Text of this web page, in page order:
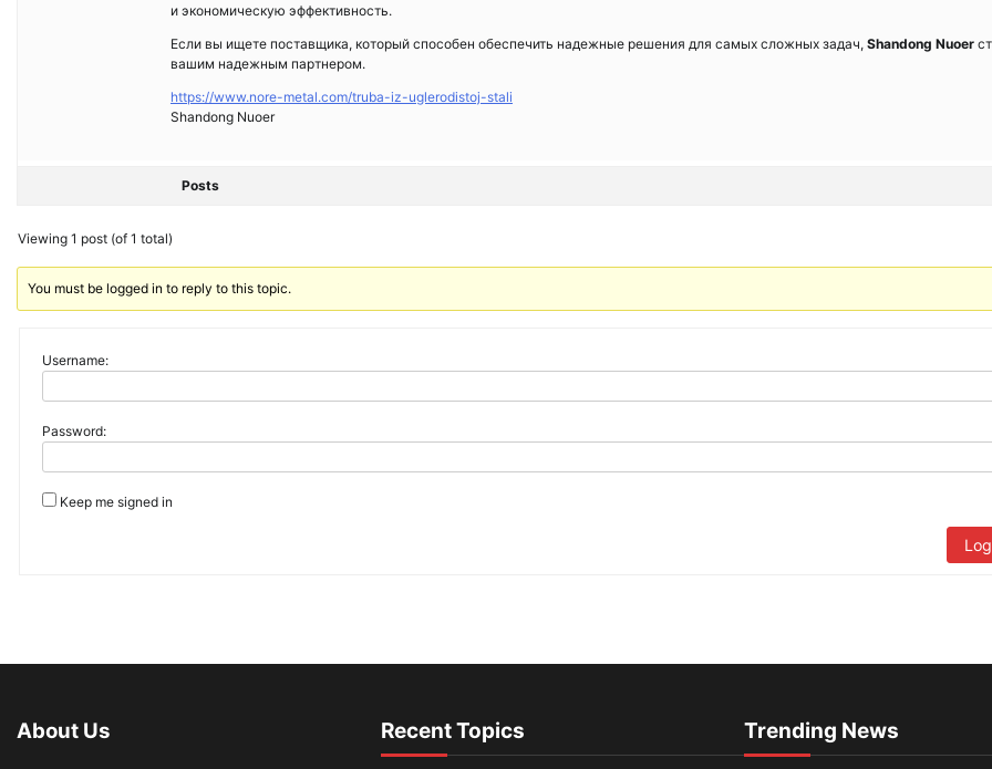
и экономическую эффективность.
Если вы ищете поставщика, который способен обеспечить надежные решения для самых сложных задач, Shandong Nuoer
вашим надежным партнером.
https://www.nore-metal.com/truba-iz-uglerodistoj-stali
Shandong Nuoer
Posts
Viewing 1 post (of 1 total)
You must be logged in to reply to this topic.
Username:
Password:
Keep me signed in
About Us Recent Topics Trending News